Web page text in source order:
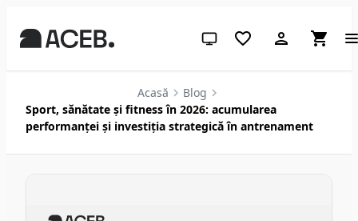
Temă sistem (apasă pentru
Acasă
Blog
Sport, sănătate și fitness în 2026: acumularea
performanței și investiția strategică în antrenament